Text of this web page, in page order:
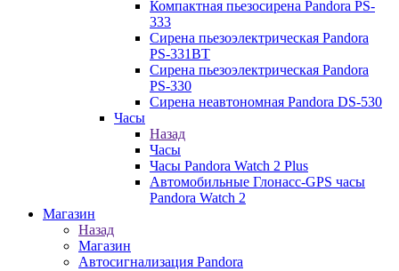
Компактная пьезосирена Pandora PS-
333
Сирена пьезоэлектрическая Pandora
PS-331BT
Сирена пьезоэлектрическая Pandora
PS-330
Сирена неавтономная Pandora DS-530
Часы
Назад
Часы
Часы Pandora Watch 2 Plus
Автомобильные Глонасс-GPS часы
Pandora Watch 2
Магазин
Назад
Магазин
Автосигнализация Pandora